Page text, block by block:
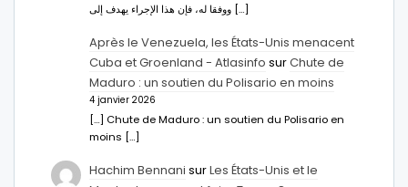
ووفقا له، فإن هذا الإجراء يهدف إلى […]
Après le Venezuela, les États-Unis menacent
Cuba et Groenland - Atlasinfo surChute de
Maduro : un soutien du Polisario en moins
4 janvier 2026
[…] Chute de Maduro : un soutien du Polisario en
moins […]
Hachim Bennani surLes États-Unis et le